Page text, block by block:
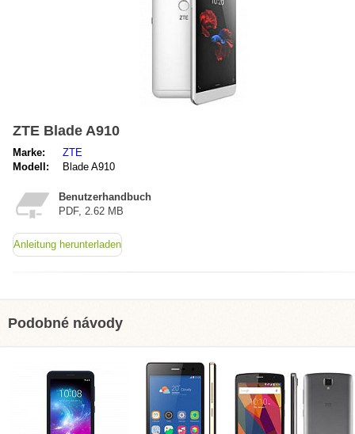
ZTE Blade A910
Marke:
ZTE
Modell:
Blade A910
Benutzerhandbuch
PDF, 2.62 MB
Anleitung herunterladen
Podobné návody